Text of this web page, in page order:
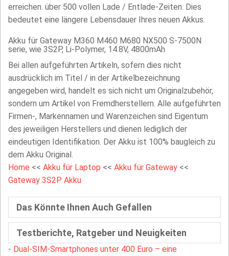
erreichen. über 500 vollen Lade / Entlade-Zeiten. Dies
bedeutet eine längere Lebensdauer Ihres neuen Akkus.
Akku für Gateway M360 M460 M680 NX500 S-7500N
serie, wie 3S2P, Li-Polymer, 14.8V, 4800mAh
Bei allen aufgeführten Artikeln, sofern dies nicht
ausdrücklich im Titel / in der Artikelbezeichnung
angegeben wird, handelt es sich nicht um Originalzubehör,
sondern um Artikel von Fremdherstellern. Alle aufgeführten
Firmen-, Markennamen und Warenzeichen sind Eigentum
des jeweiligen Herstellers und dienen lediglich der
eindeutigen Identifikation. Der Akku ist 100% baugleich zu
dem Akku Original.
Home << Akku für Laptop << Akku für Gateway <<
Gateway 3S2P Akku
Das Könnte Ihnen Auch Gefallen
Testberichte, Ratgeber und Neuigkeiten
- Dual-SIM-Smartphones unter 400 Euro – eine